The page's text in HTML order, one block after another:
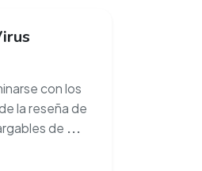
con los
la reseña de
de ...